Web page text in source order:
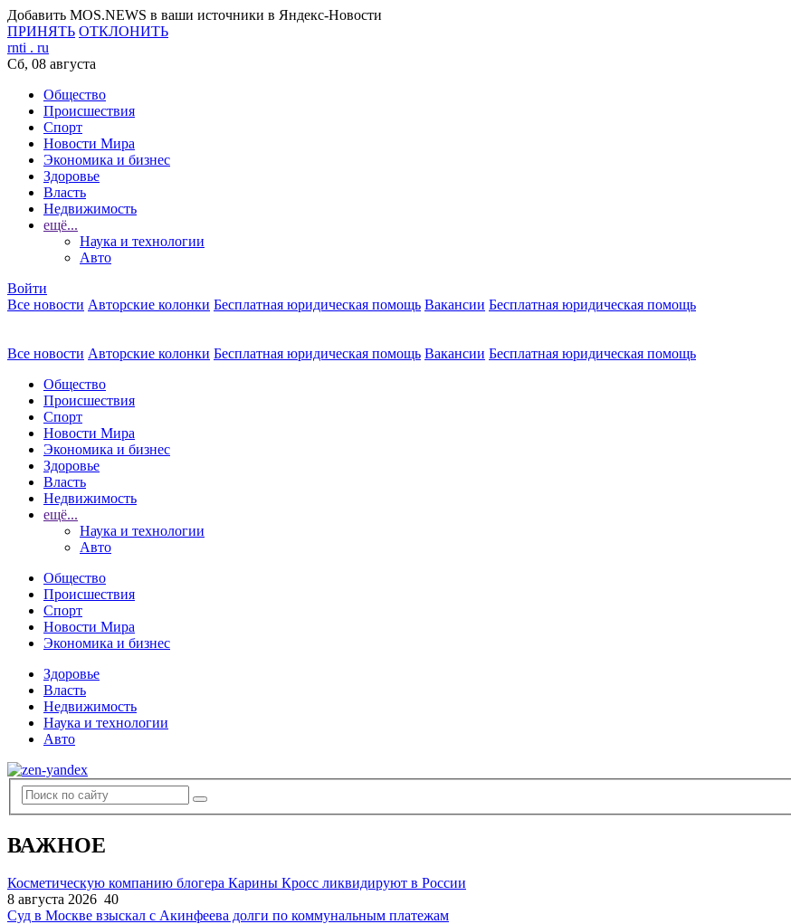
Добавить MOS.NEWS в ваши источники в Яндекс-Новости
ПРИНЯТЬ ОТКЛОНИТЬ
rnti . ru
Сб, 08 августа
Общество
Происшествия
Спорт
Новости Мира
Экономика и бизнес
Здоровье
Власть
Недвижимость
ещё...
Наука и технологии
Авто
Войти
Все новости Авторские колонки Бесплатная юридическая помощь Вакансии Бесплатная юридическая помощь
Все новости Авторские колонки Бесплатная юридическая помощь Вакансии Бесплатная юридическая помощь
Общество
Происшествия
Спорт
Новости Мира
Экономика и бизнес
Здоровье
Власть
Недвижимость
ещё...
Наука и технологии
Авто
Общество
Происшествия
Спорт
Новости Мира
Экономика и бизнес
Здоровье
Власть
Недвижимость
Наука и технологии
Авто
ВАЖНОЕ
Косметическую компанию блогера Карины Кросс ликвидируют в России
8 августа 2026 40
Суд в Москве взыскал с Акинфеева долги по коммунальным платежам